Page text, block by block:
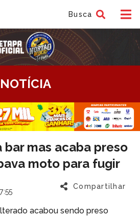
Busca
NOTÍCIA
mas acaba preso
moto para fugir
Compartilhar
acabou sendo preso